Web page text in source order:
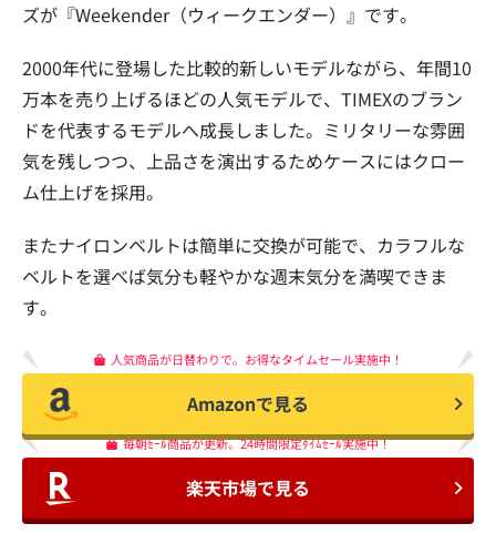
ズが『Weekender（ウィークエンダー）』です。
2000年代に登場した比較的新しいモデルながら、年間10
万本を売り上げるほどの人気モデルで、TIMEXのブラン
ドを代表するモデルへ成長しました。ミリタリーな雰囲
気を残しつつ、上品さを演出するためケースにはクロー
ム仕上げを採用。
またナイロンベルトは簡単に交換が可能で、カラフルな
ベルトを選べば気分も軽やかな週末気分を満喫できま
す。
人気商品が日替わりで。お得なタイムセール実施中！
Amazonで見る
毎朝ｾｰﾙ商品が更新。24時間限定ﾀｲﾑｾｰﾙ実施中！
楽天市場で見る